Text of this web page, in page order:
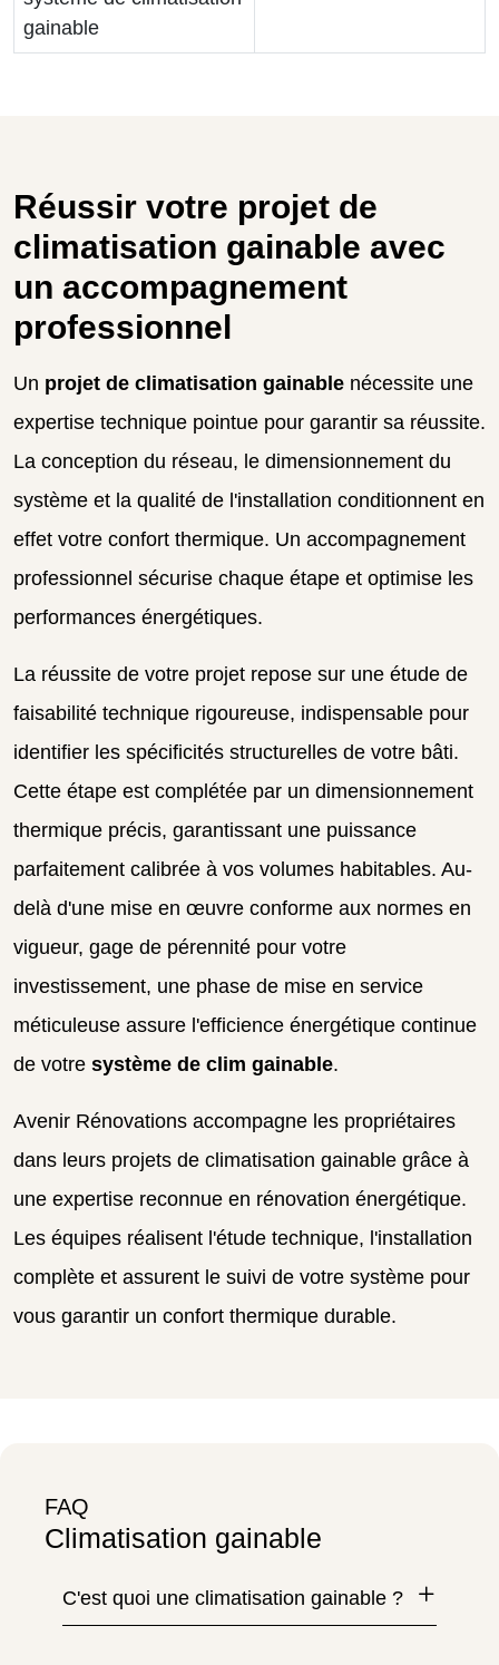
gainable
Réussir votre projet de
climatisation gainable avec
un accompagnement
professionnel
Un projet de climatisation gainable nécessite une
expertise technique pointue pour garantir sa réussite.
La conception du réseau, le dimensionnement du
système et la qualité de l'installation conditionnent en
effet votre confort thermique. Un accompagnement
professionnel sécurise chaque étape et optimise les
performances énergétiques.
La réussite de votre projet repose sur une étude de
faisabilité technique rigoureuse, indispensable pour
identifier les spécificités structurelles de votre bâti.
Cette étape est complétée par un dimensionnement
thermique précis, garantissant une puissance
parfaitement calibrée à vos volumes habitables. Au-
delà d'une mise en œuvre conforme aux normes en
vigueur, gage de pérennité pour votre
investissement, une phase de mise en service
méticuleuse assure l'efficience énergétique continue
de votre système de clim gainable.
Avenir Rénovations accompagne les propriétaires
dans leurs projets de climatisation gainable grâce à
une expertise reconnue en rénovation énergétique.
Les équipes réalisent l'étude technique, l'installation
complète et assurent le suivi de votre système pour
vous garantir un confort thermique durable.
FAQ
Climatisation gainable
C'est quoi une climatisation gainable ?